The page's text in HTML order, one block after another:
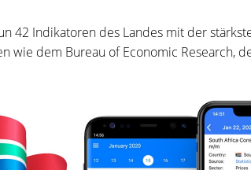
42 Indikatoren des Landes mit der
dem Bureau of Economic Research,